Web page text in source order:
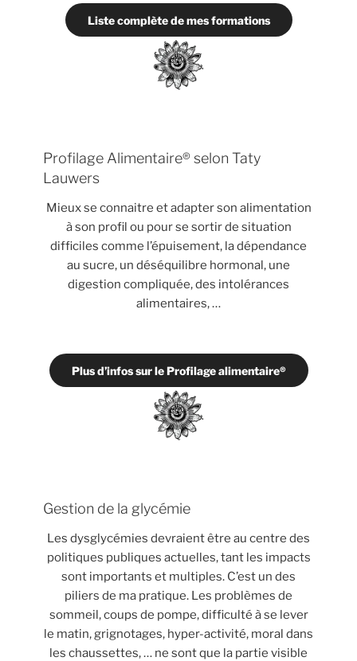
Liste complète de mes formations
Profilage Alimentaire® selon Taty
Lauwers
Mieux se connaitre et adapter son alimentation
à son profil ou pour se sortir de situation
difficiles comme l’épuisement, la dépendance
au sucre, un déséquilibre hormonal, une
digestion compliquée, des intolérances
alimentaires, …
Plus d’infos sur le Profilage alimentaire®
Gestion de la glycémie
Les dysglycémies devraient être au centre des
politiques publiques actuelles, tant les impacts
sont importants et multiples. C’est un des
piliers de ma pratique. Les problèmes de
sommeil, coups de pompe, difficulté à se lever
le matin, grignotages, hyper-activité, moral dans
les chaussettes, … ne sont que la partie visible